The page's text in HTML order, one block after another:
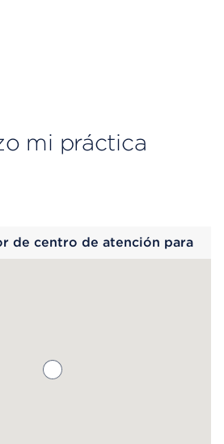
mi práctica
de centro de atención para